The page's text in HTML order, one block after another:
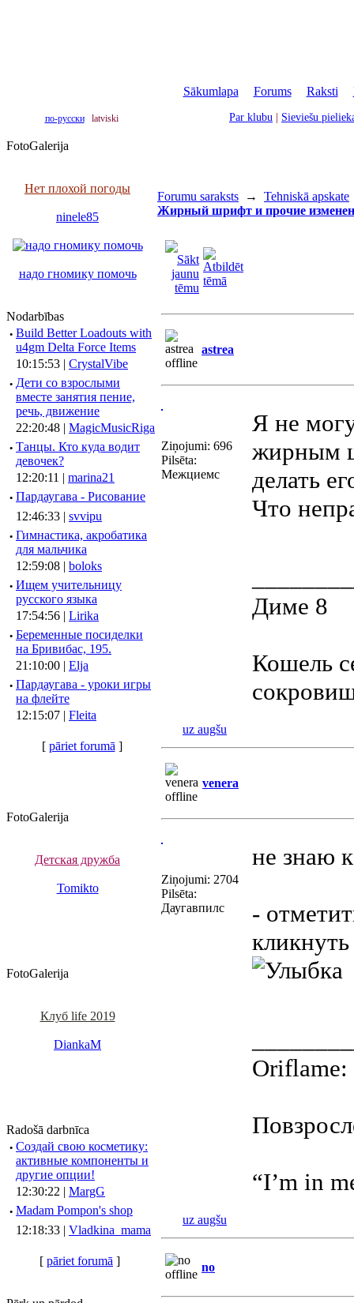
Sākumlapa Forums| Raksti
по-русски latviski Par klubu Sieviešu
FotoGalerija
Нет плохой погоды
ninele85
надо гномику помочь
Nodarbības
· Build Better Loadouts with
u4gm Delta Force Items
10:15:53 | CrystalVibe
· Дети со взрослыми
вместе занятия пение,
речь, движение
22:20:48 | MagicMusicRiga
· Танцы. Кто куда водит
девочек?
12:20:11 | marina21
· Пардаугава - Рисование
12:46:33 | svvipu
· Гимнастика, акробатика
для мальчика
12:59:08 | boloks
· Ищем учительницу
русского языка
17:54:56 | Lirika
· Беременные посиделки
на Бривибас, 195.
21:10:00 | Elja
· Пардаугава - уроки игры
на флейте
12:15:07 | Fleita
[ pāriet forumā ]
FotoGalerija
Детская дружба
Tomikto
FotoGalerija
Клуб life 2019
DiankaM
Radošā darbnīca
· Создай свою косметику:
активные компоненты и
другие опции!
12:30:22 | MargG
· Madam Pompon's shop
12:18:33 | Vladkina_mama
[ pāriet forumā ]
Forumu saraksts → Tehniskā apskate
Жирный шрифт и прочие
astrea
Ziņojumi: 696
Pilsēta:
Межциемс
Я не
жирным
делать
Что
Диме 8
Кошель
uz augšu
venera
Ziņojumi: 2704
Pilsēta:
Даугавпилс
не знаю
-
Oriflame:
“I’m in
uz augšu
no